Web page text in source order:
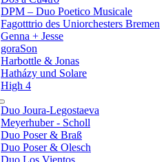
DPM – Duo Poetico Musicale
Fagotttrio des Uniorchesters Bremen
Genna + Jesse
goraSon
Harbottle & Jonas
Hatházy und Solare
High 4
Duo Joura-Legostaeva
Meyerhuber - Scholl
Duo Poser & Braß
Duo Poser & Olesch
Duo Los Vientos